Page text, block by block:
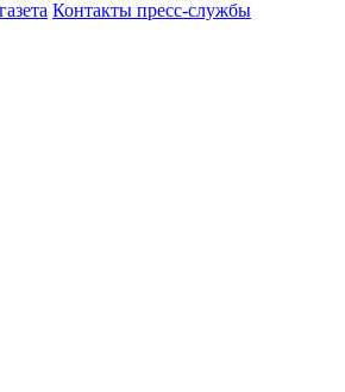
Контакты пресс-службы